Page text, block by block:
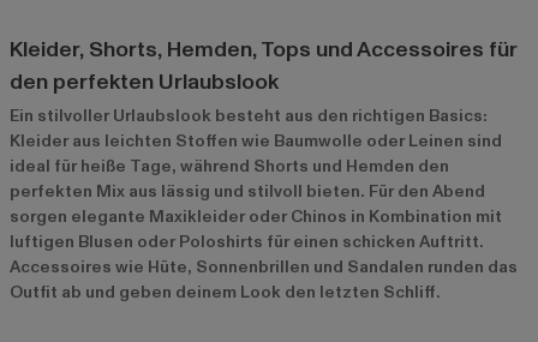
Kleider, Shorts, Hemden, Tops und Accessoires für
den perfekten Urlaubslook
Ein stilvoller Urlaubslook besteht aus den richtigen Basics:
Kleider aus leichten Stoffen wie Baumwolle oder Leinen sind
ideal für heiße Tage, während Shorts und Hemden den
perfekten Mix aus lässig und stilvoll bieten. Für den Abend
sorgen elegante Maxikleider oder Chinos in Kombination mit
luftigen Blusen oder Poloshirts für einen schicken Auftritt.
Accessoires wie Hüte, Sonnenbrillen und Sandalen runden das
Outfit ab und geben deinem Look den letzten Schliff.